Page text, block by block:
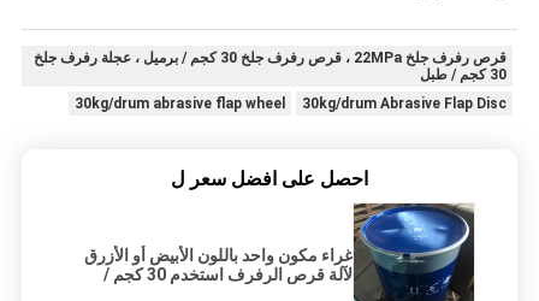
قرص رفرف جلخ 22MPa ، قرص رفرف جلخ 30 كجم / برميل ، عجلة رفرف جلخ
30 كجم / طبل
30kg/drum Abrasive Flap Disc
30kg/drum abrasive flap wheel
احصل على افضل سعر ل
غراء مكون واحد باللون الأبيض أو الأزرق
لآلة قرص الرفرف استخدم 30 كجم /